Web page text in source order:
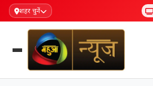
शहर चुनें